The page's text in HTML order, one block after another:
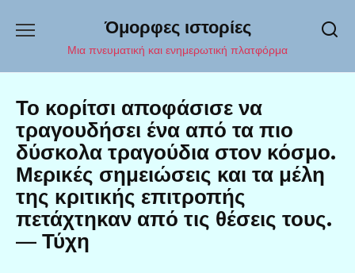
содержанию
Όμορφες ιστορίες
Μια πνευματική και ενημερωτική πλατφόρμα
Το κορίτσι αποφάσισε να
τραγουδήσει ένα από τα πιο
δύσκολα τραγούδια στον κόσμο.
Μερικές σημειώσεις και τα μέλη
της κριτικής επιτροπής
πετάχτηκαν από τις θέσεις τους.
— Τύχη